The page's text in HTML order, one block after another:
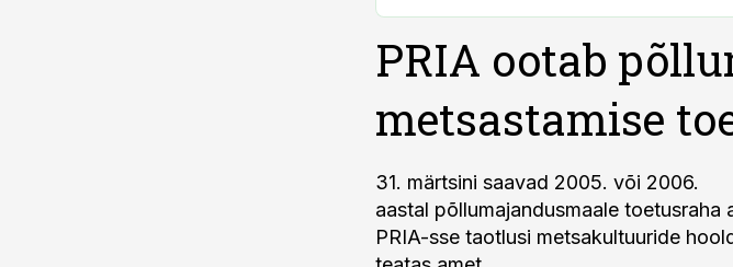
PRIA ootab
metsastamise
31. märtsini saavad 2005. või 2006.
aastal põllumajandusmaale
PRIA-sse taotlusi metsakultuuride